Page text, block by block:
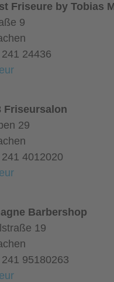
Friseure by Tobias
9
24436
Friseursalon
29
4012020
Barbershop
19
95180263